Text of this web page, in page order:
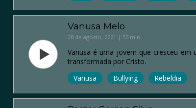
Vanusa Melo
28 de agosto, 2021 | 53 min
Vanusa é uma jovem que cresceu em
transformada por Cristo.
Vanusa
Bullying Rebeldia